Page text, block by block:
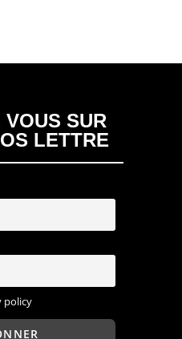
VOUS SUR
LETTRE
policy